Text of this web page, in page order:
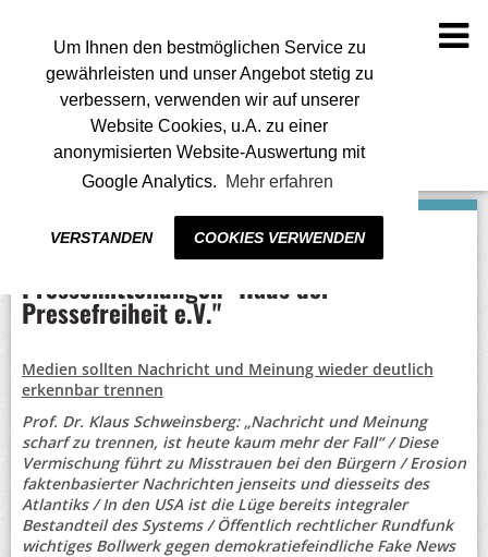
Um Ihnen den bestmöglichen Service zu
gewährleisten und unser Angebot stetig zu
verbessern, verwenden wir auf unserer
Website Cookies, u.A. zu einer
anonymisierten Website-Auswertung mit
Google Analytics.
Mehr erfahren
VERSTANDEN COOKIES VERWENDEN
Pressemitteilungen "Haus der
Pressefreiheit e.V."
Medien sollten Nachricht und Meinung wieder deutlich
erkennbar trennen
Prof. Dr. Klaus Schweinsberg: „Nachricht und Meinung
scharf zu trennen, ist heute kaum mehr der Fall“ / Diese
Vermischung führt zu Misstrauen bei den Bürgern / Erosion
faktenbasierter Nachrichten jenseits und diesseits des
Atlantiks / In den USA ist die Lüge bereits integraler
Bestandteil des Systems / Öffentlich rechtlicher Rundfunk
wichtiges Bollwerk gegen demokratiefeindliche Fake News